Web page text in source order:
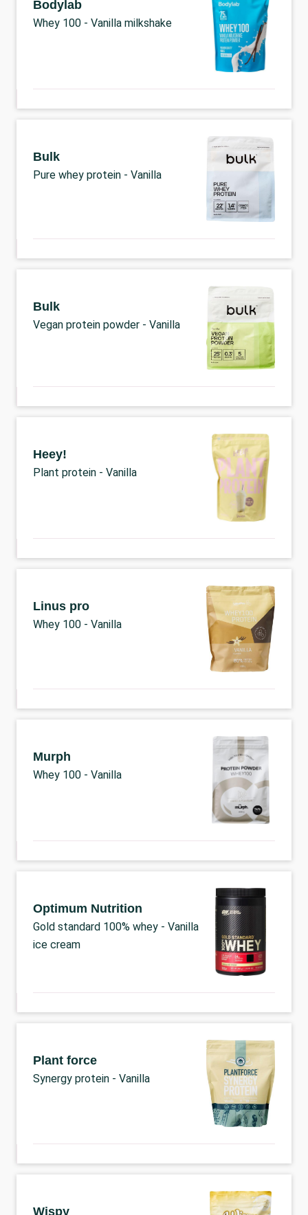
Bodylab
Whey 100 - Vanilla milkshake
Bulk
Pure whey protein - Vanilla
Bulk
Vegan protein powder - Vanilla
Heey!
Plant protein - Vanilla
Linus pro
Whey 100 - Vanilla
Murph
Whey 100 - Vanilla
Optimum Nutrition
Gold standard 100% whey - Vanilla
ice cream
Plant force
Synergy protein - Vanilla
Wispy